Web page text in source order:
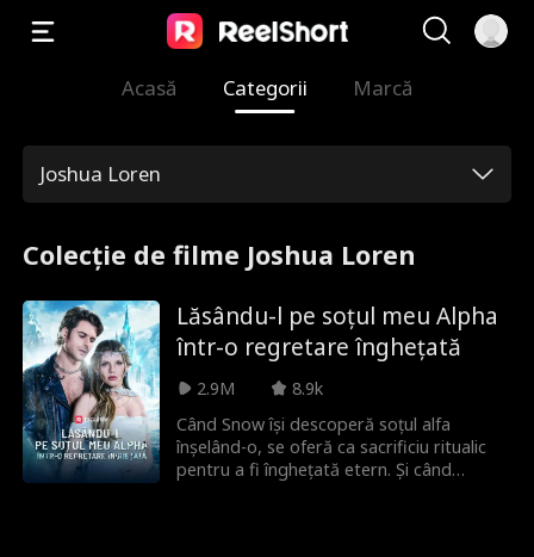
Acasă Categorii Marcă
Joshua Loren
Colecție de filme Joshua Loren
Lăsându-l pe soțul meu Alpha
într-o regretare înghețată
2.9M
8.9k
Când Snow își descoperă soțul alfa
înșelând-o, se oferă ca sacrificiu ritualic
pentru a fi înghețată etern. Și când